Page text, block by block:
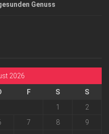
Genuss
2026
F S
S
1
2
7 8
9